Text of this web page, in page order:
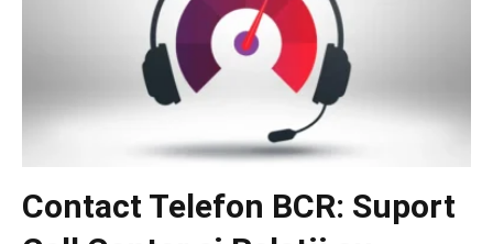
Contact Telefon BCR: Suport